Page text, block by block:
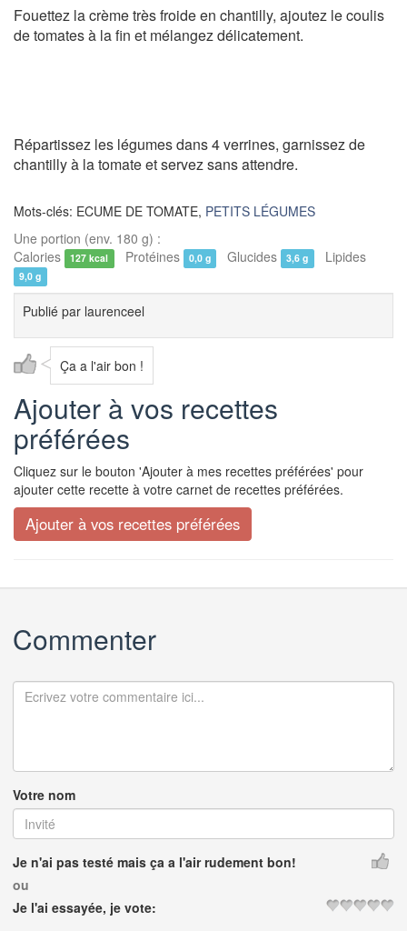
Fouettez la crème très froide en chantilly, ajoutez le coulis
de tomates à la fin et mélangez délicatement.
Répartissez les légumes dans 4 verrines, garnissez de
chantilly à la tomate et servez sans attendre.
Mots-clés: ECUME DE TOMATE, PETITS LÉGUMES
Une portion (env. 180 g) :
Calories
127 kcal Protéines 0,0 g Glucides 3,6 g Lipides
9,0 g
Publié par laurenceel
Ça a l'air bon !
Ajouter à vos recettes
préférées
Cliquez sur le bouton 'Ajouter à mes recettes préférées' pour
ajouter cette recette à votre carnet de recettes préférées.
Commenter
Votre nom
Je n'ai pas testé mais ça a l'air rudement bon!
ou
Je l'ai essayée, je vote: